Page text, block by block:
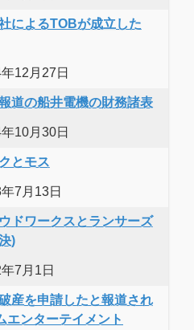
によるTOBが成立した
12月27日
道の船井電機の財務諸表
10月30日
とモス
7月13日
ドワークスとランサーズ
)
7月1日
産を申請したと報道され
エンターテイメント